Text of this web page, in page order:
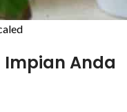
Impian Anda